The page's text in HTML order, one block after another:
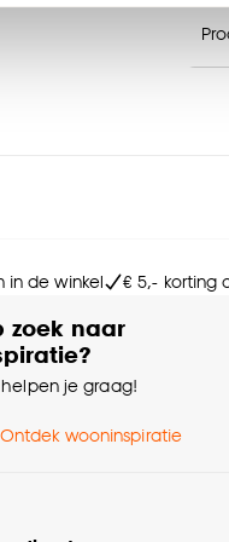
of klik op
om bepaalde
in de winkel € 5,- korting
zoek naar
helpen je graag!
Ontdek wooninspiratie